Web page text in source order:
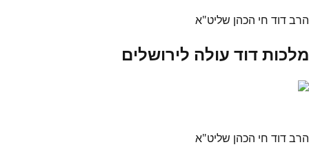
הרב דוד חי הכהן שליט"א
מלכות דוד עולה לירושלים
הרב דוד חי הכהן שליט"א